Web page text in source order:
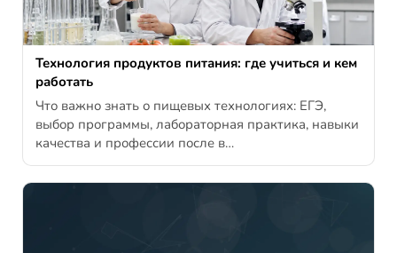
Технология продуктов питания: где учиться и кем
работать
Что важно знать о пищевых технологиях: ЕГЭ,
выбор программы, лабораторная практика, навыки
качества и профессии после в…